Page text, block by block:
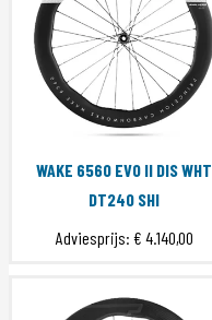
WAKE 6560 EVO II DIS WHT
DT240 SHI
Adviesprijs: € 4.140,00